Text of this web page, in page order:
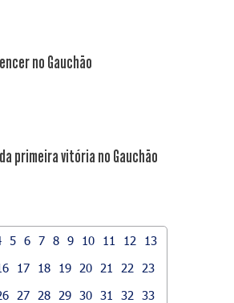
no Gauchão
primeira vitória no Gauchão
5 6 7 8 9 10 11 12
13
17 18 19 20 21 22
23
27 28 29 30 31 32
33